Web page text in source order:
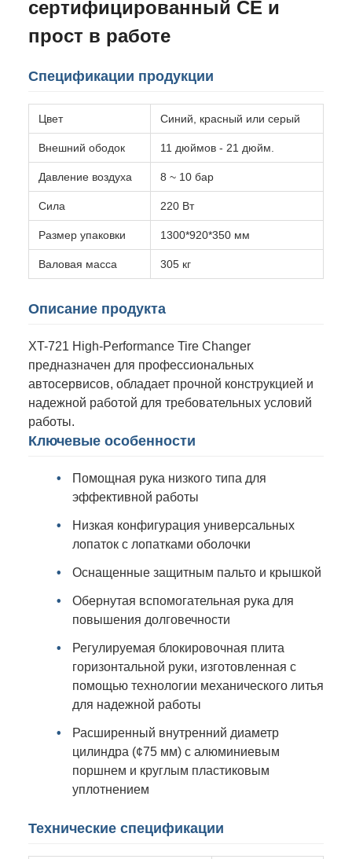
сертифицированный CE и
прост в работе
Спецификации продукции
Цвет Синий, красный или серый
Внешний ободок 11 дюймов - 21 дюйм.
Давление воздуха 8 ~ 10 бар
Сила 220 Вт
Размер упаковки 1300*920*350 мм
Валовая масса 305 кг
Описание продукта
XT-721 High-Performance Tire Changer
предназначен для профессиональных
автосервисов, обладает прочной конструкцией и
надежной работой для требовательных условий
работы.
Ключевые особенности
Помощная рука низкого типа для
эффективной работы
Низкая конфигурация универсальных
лопаток с лопатками оболочки
Оснащенные защитным пальто и крышкой
Обернутая вспомогательная рука для
повышения долговечности
Регулируемая блокировочная плита
горизонтальной руки, изготовленная с
помощью технологии механического литья
для надежной работы
Расширенный внутренний диаметр
цилиндра (¢75 мм) с алюминиевым
поршнем и круглым пластиковым
уплотнением
Технические спецификации